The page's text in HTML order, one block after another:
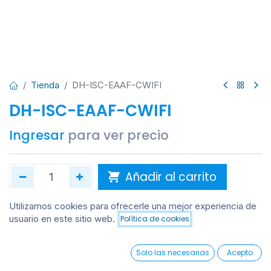
Añadir al carrito
0
Wishlist Account
Tienda DH-ISC-EAAF-CWIFI
DH-ISC-EAAF-CWIFI
Ingresar para ver precio
Añadir al carrito
Añadir a lista de deseos
Utilizamos cookies para ofrecerle una mejor experiencia de
usuario en este sitio web. Política de cookies
Solo las necesarias Acepto